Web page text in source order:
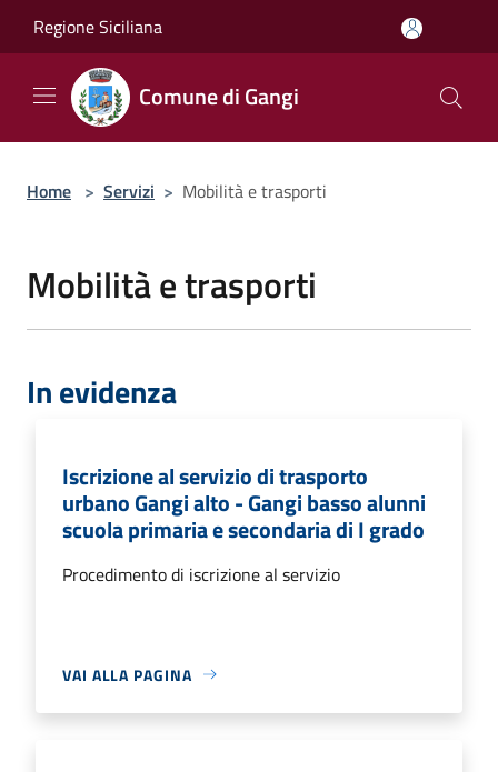
Regione Siciliana
Comune di Gangi
Home > Servizi > Mobilità e trasporti
Mobilità e trasporti
In evidenza
Iscrizione al servizio di trasporto
urbano Gangi alto - Gangi basso alunni
scuola primaria e secondaria di I grado
Procedimento di iscrizione al servizio
VAI ALLA PAGINA